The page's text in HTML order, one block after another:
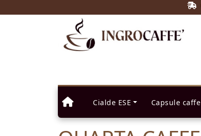
Cialde ESE Capsule caffe